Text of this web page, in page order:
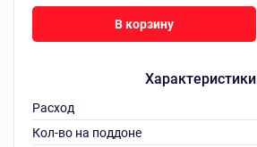
Характеристики
Расход
Кол-во на поддоне
В корзину